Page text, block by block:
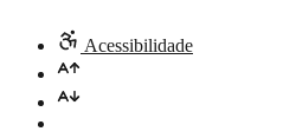
Acessibilidade